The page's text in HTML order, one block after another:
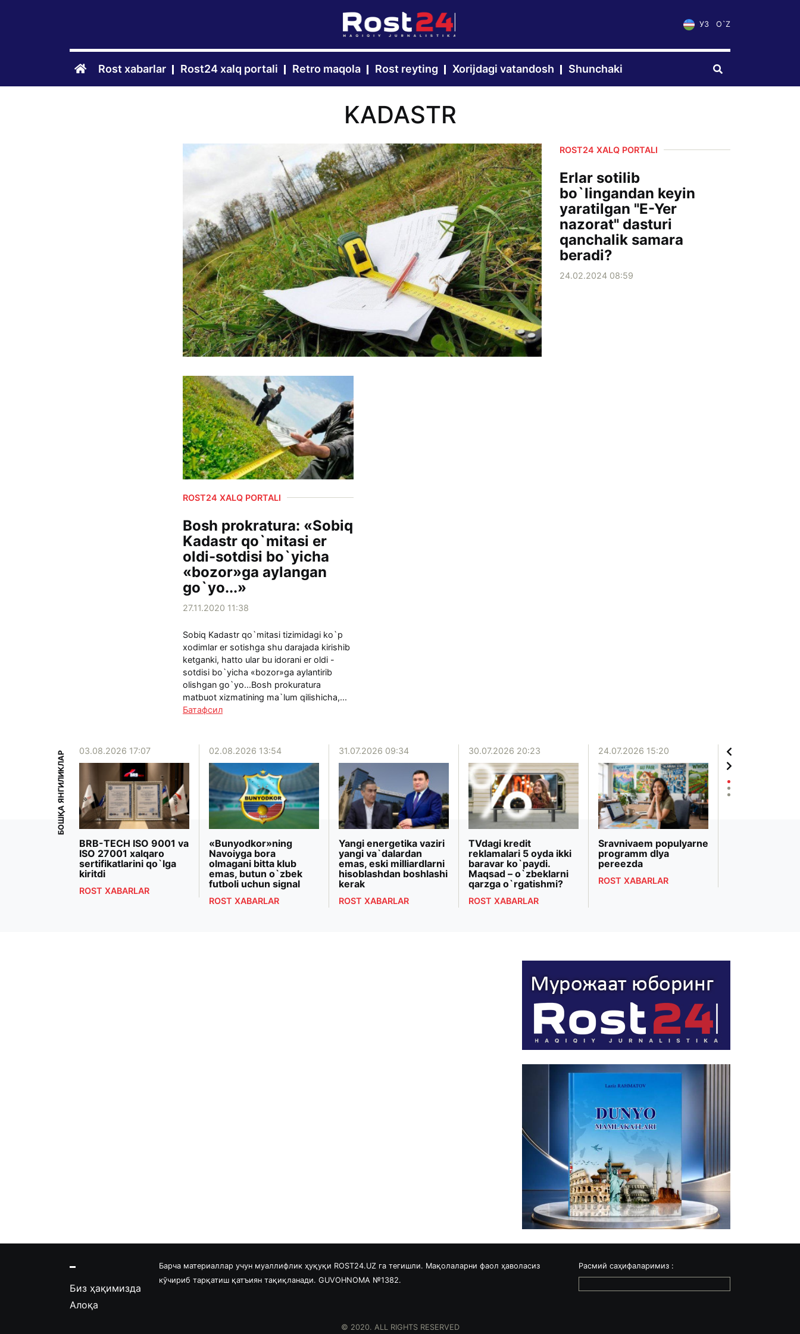
УЗ O`Z
Rost xabarlar Rost24 xalq portali Retro maqola Rost reyting Xorijdagi vatandosh Shunchaki
KADASTR
ROST24 XALQ PORTALI
Erlar sotilib
bo`lingandan keyin
yaratilgan "E-Yer
nazorat" dasturi
qanchalik samara
beradi?
24.02.2024 08:59
ROST24 XALQ PORTALI
Bosh prokratura: «Sobiq
Kadastr qo`mitasi er
oldi-sotdisi bo`yicha
«bozor»ga aylangan
go`yo...»
27.11.2020 11:38
Sobiq Kadastr qo`mitasi tizimidagi ko`p
xodimlar er sotishga shu darajada kirishib
ketganki, hatto ular bu idorani er oldi -
sotdisi bo`yicha «bozor»ga aylantirib
olishgan go`yo...Bosh prokuratura
matbuot xizmatining ma`lum qilishicha,...
Батафсил
БОШҚА ЯНГИЛИКЛАР 03.08.2026 17:07
BRB-TECH ISO 9001 va
ISO 27001 xalqaro
sertifikatlarini qo`lga
kiritdi
ROST XABARLAR
02.08.2026 13:54
«Bunyodkor»ning
Navoiyga bora
olmagani bitta klub
emas, butun o`zbek
futboli uchun signal
ROST XABARLAR
31.07.2026 09:34
Yangi energetika vaziri
yangi va`dalardan
emas, eski milliardlarni
hisoblashdan boshlashi
kerak
ROST XABARLAR
30.07.2026 20:23
TVdagi kredit
reklamalari 5 oyda ikki
baravar ko`paydi.
Maqsad – o`zbeklarni
qarzga o`rgatishmi?
ROST XABARLAR
24.07.2026 15:20
Sravnivaem populyarne
programm dlya
pereezda
ROST XABARLAR
20.07.2026 12:06
Биз ҳақимизда
Алоқа
Барча материаллар учун муаллифлик ҳуқуқи ROST24.UZ га тегишли. Мақолаларни фаол ҳаволасиз
кўчириб тарқатиш қатъиян тақиқланади. GUVOHNOMA №1382.
Расмий саҳифаларимиз :
© 2020. ALL RIGHTS RESERVED